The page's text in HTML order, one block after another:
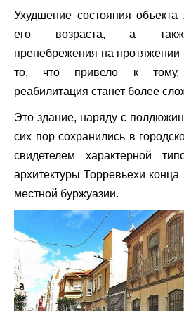
Ухудшение состояния объекта
его возраста, а также
пренебрежения на протяжении
то, что привело к тому,
реабилитация станет более
Это здание, наряду с
сих пор сохранились в
свидетелем характерной
архитектуры Торревьехи
местной буржуазии.